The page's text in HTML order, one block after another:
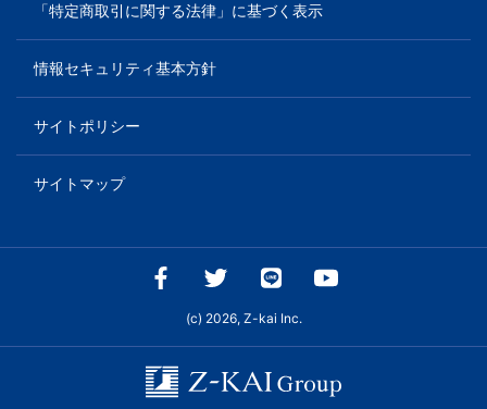
「特定商取引に関する法律」に基づく表示
情報セキュリティ基本方針
サイトポリシー
サイトマップ
(c) 2026, Z-kai Inc.